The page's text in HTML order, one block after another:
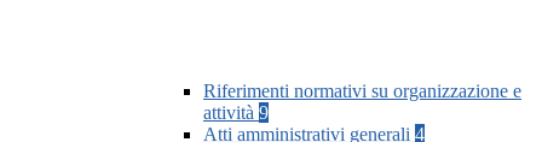
Riferimenti normativi su organizzazione e
attività 9
Atti amministrativi generali 4